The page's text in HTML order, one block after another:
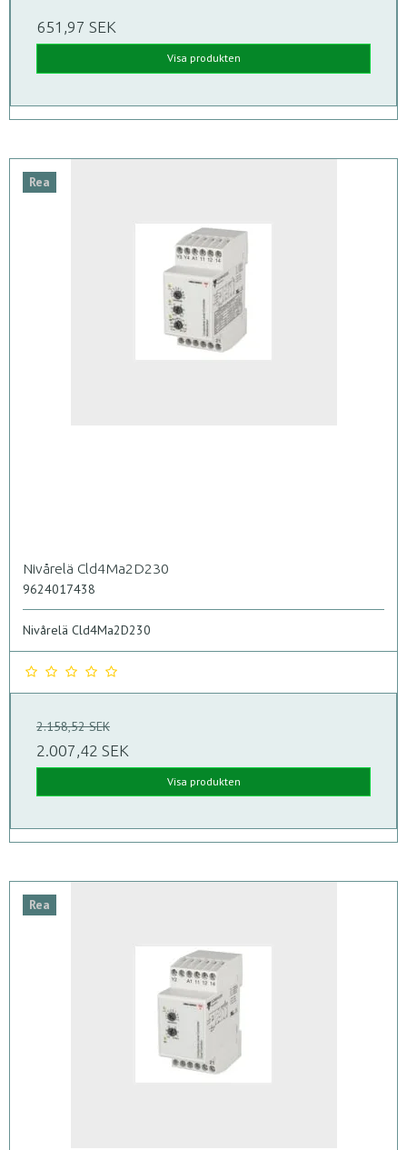
651,97 SEK
Visa produkten
Rea
Nivårelä Cld4Ma2D230
9624017438
Nivårelä Cld4Ma2D230
2.158,52 SEK
2.007,42 SEK
Visa produkten
Rea